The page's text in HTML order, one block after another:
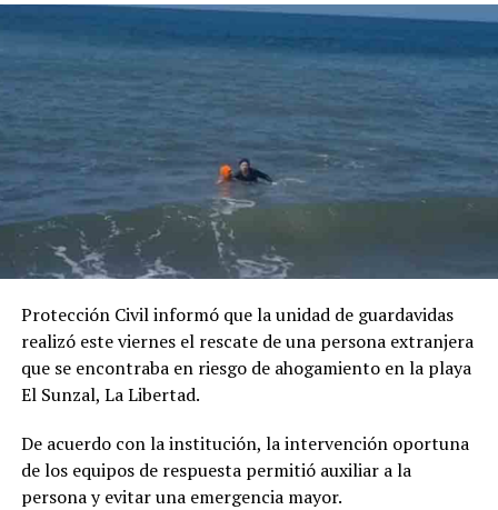
Protección Civil informó que la unidad de guardavidas
realizó este viernes el rescate de una persona extranjera
que se encontraba en riesgo de ahogamiento en la playa
El Sunzal, La Libertad.
De acuerdo con la institución, la intervención oportuna
de los equipos de respuesta permitió auxiliar a la
persona y evitar una emergencia mayor.